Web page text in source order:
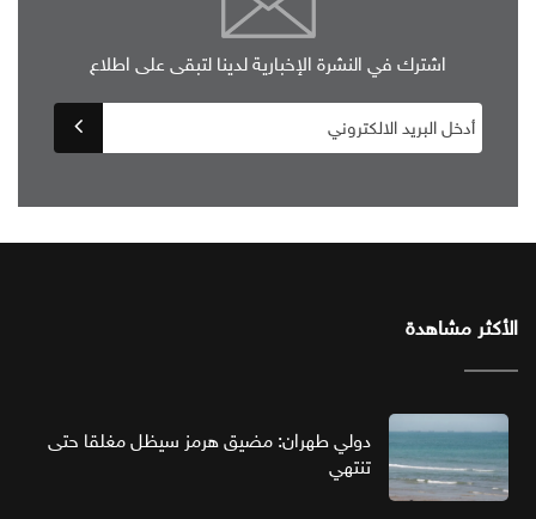
اشترك في النشرة الإخبارية لدينا لتبقى على اطلاع
الأكثر مشاهدة
دولي طهران: مضيق هرمز سيظل مغلقا حتى
تنتهي